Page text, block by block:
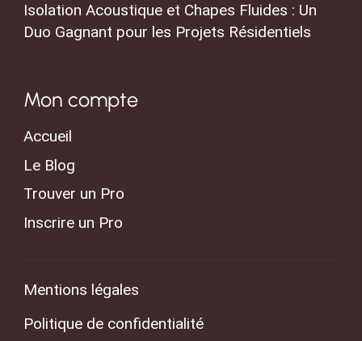
Isolation Acoustique et Chapes Fluides : Un
Duo Gagnant pour les Projets Résidentiels
Mon compte
Accueil
Le Blog
Trouver un Pro
Inscrire un Pro
Mentions légales
Politique de confidentialité